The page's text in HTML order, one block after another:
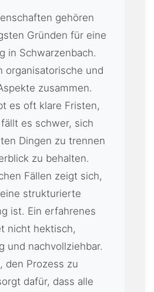
gehören
Gründen für eine
in Schwarzenbach.
organisatorische und
zusammen.
es oft klare Fristen,
es schwer, sich
Dingen zu trennen
zu behalten.
Fällen zeigt sich,
strukturierte
ist. Ein erfahrenes
nicht hektisch,
und nachvollziehbar.
den Prozess zu
dafür, dass alle